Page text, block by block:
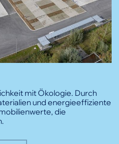
mit Ökologie. Durch
und energieeffiziente
die